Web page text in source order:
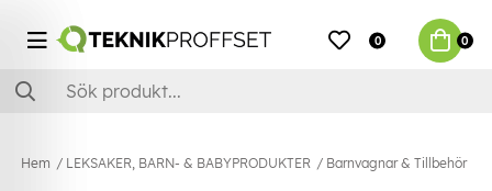
0 0
Hem LEKSAKER, BARN- & BABYPRODUKTER Barnvagnar & Tillbehör